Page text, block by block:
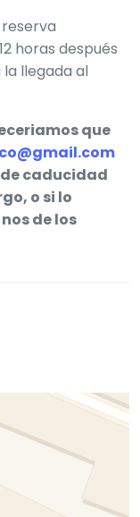
horas después
llegada al
que
caducidad
o si lo
de los